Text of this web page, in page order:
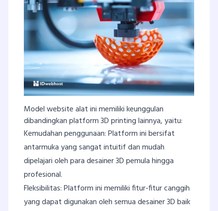
Model website alat ini memiliki keunggulan
dibandingkan platform 3D printing lainnya, yaitu:
Kemudahan penggunaan: Platform ini bersifat
antarmuka yang sangat intuitif dan mudah
dipelajari oleh para desainer 3D pemula hingga
profesional.
Fleksibilitas: Platform ini memiliki fitur-fitur canggih
yang dapat digunakan oleh semua desainer 3D baik